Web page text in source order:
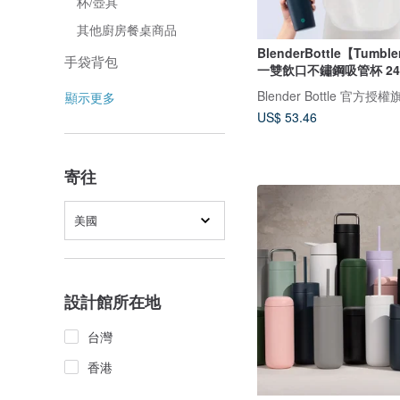
其他廚房餐桌商品
手袋背包
顯示更多
寄往
美國
設計館所在地
台灣
香港
BlenderBottle【
一雙飲口不鏽鋼吸管杯
Blender Bottle 官方授權
US$ 53.46